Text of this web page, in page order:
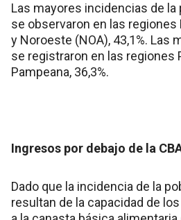
Las mayores incidencias de
se observaron en las regiones
y Noroeste (NOA), 43,1%. Las
se registraron en las regiones
Pampeana, 36,3%.
Ingresos por debajo de la
Dado que la incidencia de la
resultan de la capacidad de